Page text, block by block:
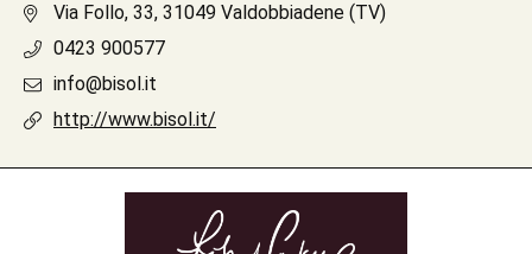
Via Follo, 33, 31049 Valdobbiadene (TV)
0423 900577
info@bisol.it
http://www.bisol.it/